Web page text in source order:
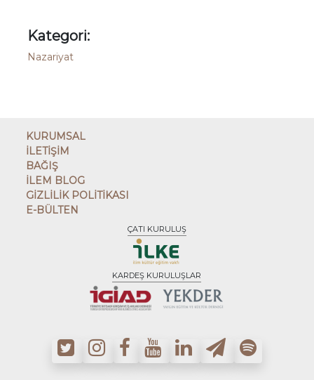
Kategori:
Nazariyat
KURUMSAL
İLETİŞİM
BAĞIŞ
İLEM BLOG
GİZLİLİK POLİTİKASI
E-BÜLTEN
ÇATI KURULUŞ
KARDEŞ KURULUŞLAR